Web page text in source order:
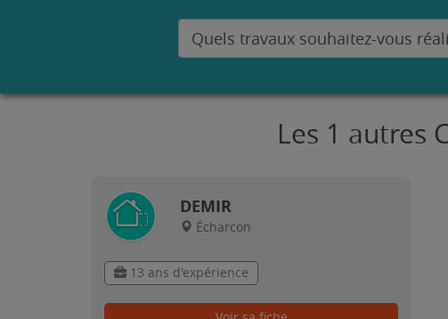
Les 1 autres
DEMIR
Écharcon
13 ans d'expérience